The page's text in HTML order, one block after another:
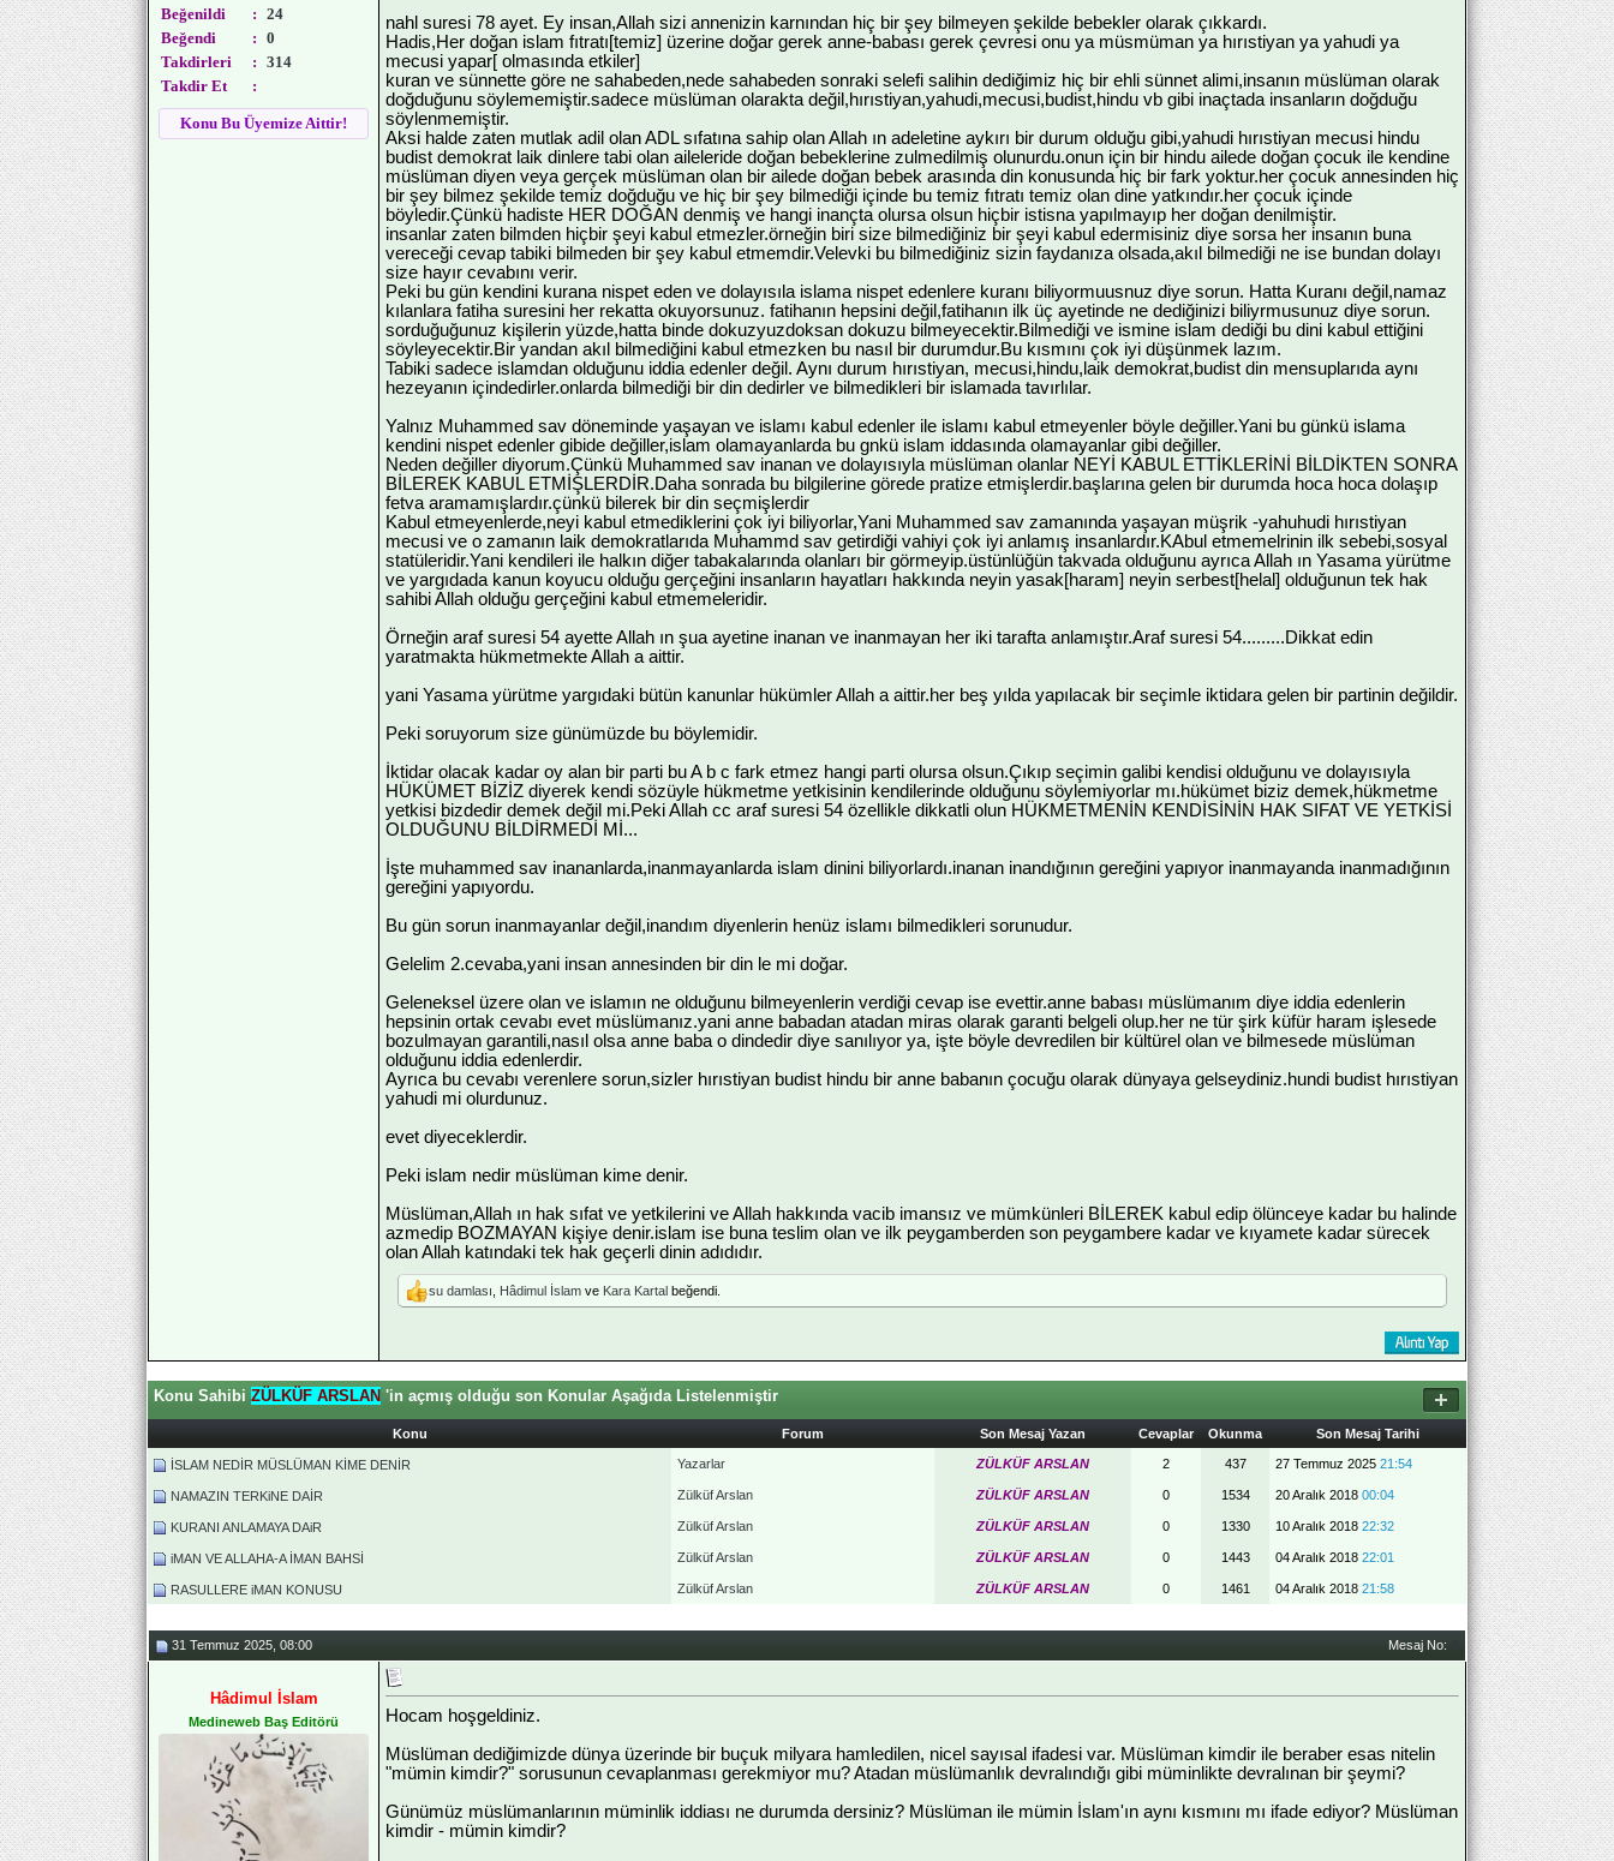
Beğenildi
: 24
Beğendi
: 0
Takdirleri
: 314
Takdir Et
:
Konu Bu Üyemize Aittir!
nahl suresi 78 ayet. Ey insan,Allah sizi annenizin karnından hiç bir şey bilmeyen şekilde bebekler olarak çıkkardı.
Hadis,Her doğan islam fıtratı[temiz] üzerine doğar gerek anne-babası gerek çevresi onu ya müsmüman ya hırıstiyan ya yahudi ya
mecusi yapar[ olmasında etkiler]
kuran ve sünnette göre ne sahabeden,nede sahabeden sonraki selefi salihin dediğimiz hiç bir ehli sünnet alimi,insanın müslüman olarak
doğduğunu söylememiştir.sadece müslüman olarakta değil,hırıstiyan,yahudi,mecusi,budist,hindu vb gibi inaçtada insanların doğduğu
söylenmemiştir.
Aksi halde zaten mutlak adil olan ADL sıfatına sahip olan Allah ın adeletine aykırı bir durum olduğu gibi,yahudi hırıstiyan mecusi hindu
budist demokrat laik dinlere tabi olan aileleride doğan bebeklerine zulmedilmiş olunurdu.onun için bir hindu ailede doğan çocuk ile kendine
müslüman diyen veya gerçek müslüman olan bir ailede doğan bebek arasında din konusunda hiç bir fark yoktur.her çocuk annesinden hiç
bir şey bilmez şekilde temiz doğduğu ve hiç bir şey bilmediği içinde bu temiz fıtratı temiz olan dine yatkındır.her çocuk içinde
böyledir.Çünkü hadiste HER DOĞAN denmiş ve hangi inançta olursa olsun hiçbir istisna yapılmayıp her doğan denilmiştir.
insanlar zaten bilmden hiçbir şeyi kabul etmezler.örneğin biri size bilmediğiniz bir şeyi kabul edermisiniz diye sorsa her insanın buna
vereceği cevap tabiki bilmeden bir şey kabul etmemdir.Velevki bu bilmediğiniz sizin faydanıza olsada,akıl bilmediği ne ise bundan dolayı
size hayır cevabını verir.
Peki bu gün kendini kurana nispet eden ve dolayısıla islama nispet edenlere kuranı biliyormuusnuz diye sorun. Hatta Kuranı değil,namaz
kılanlara fatiha suresini her rekatta okuyorsunuz. fatihanın hepsini değil,fatihanın ilk üç ayetinde ne dediğinizi biliyrmusunuz diye sorun.
sorduğuğunuz kişilerin yüzde,hatta binde dokuzyuzdoksan dokuzu bilmeyecektir.Bilmediği ve ismine islam dediği bu dini kabul ettiğini
söyleyecektir.Bir yandan akıl bilmediğini kabul etmezken bu nasıl bir durumdur.Bu kısmını çok iyi düşünmek lazım.
Tabiki sadece islamdan olduğunu iddia edenler değil. Aynı durum hırıstiyan, mecusi,hindu,laik demokrat,budist din mensuplarıda aynı
hezeyanın içindedirler.onlarda bilmediği bir din dedirler ve bilmedikleri bir islamada tavırlılar.
Yalnız Muhammed sav döneminde yaşayan ve islamı kabul edenler ile islamı kabul etmeyenler böyle değiller.Yani bu günkü islama
kendini nispet edenler gibide değiller,islam olamayanlarda bu gnkü islam iddasında olamayanlar gibi değiller.
Neden değiller diyorum.Çünkü Muhammed sav inanan ve dolayısıyla müslüman olanlar NEYİ KABUL ETTİKLERİNİ BİLDİKTEN SONRA
BİLEREK KABUL ETMİŞLERDİR.Daha sonrada bu bilgilerine görede pratize etmişlerdir.başlarına gelen bir durumda hoca hoca dolaşıp
fetva aramamışlardır.çünkü bilerek bir din seçmişlerdir
Kabul etmeyenlerde,neyi kabul etmediklerini çok iyi biliyorlar,Yani Muhammed sav zamanında yaşayan müşrik -yahuhudi hırıstiyan
mecusi ve o zamanın laik demokratlarıda Muhammd sav getirdiği vahiyi çok iyi anlamış insanlardır.KAbul etmemelrinin ilk sebebi,sosyal
statüleridir.Yani kendileri ile halkın diğer tabakalarında olanları bir görmeyip.üstünlüğün takvada olduğunu ayrıca Allah ın Yasama yürütme
ve yargıdada kanun koyucu olduğu gerçeğini insanların hayatları hakkında neyin yasak[haram] neyin serbest[helal] olduğunun tek hak
sahibi Allah olduğu gerçeğini kabul etmemeleridir.
Örneğin araf suresi 54 ayette Allah ın şua ayetine inanan ve inanmayan her iki tarafta anlamıştır.Araf suresi 54.........Dikkat edin
yaratmakta hükmetmekte Allah a aittir.
yani Yasama yürütme yargıdaki bütün kanunlar hükümler Allah a aittir.her beş yılda yapılacak bir seçimle iktidara gelen bir partinin değildir.
Peki soruyorum size günümüzde bu böylemidir.
İktidar olacak kadar oy alan bir parti bu A b c fark etmez hangi parti olursa olsun.Çıkıp seçimin galibi kendisi olduğunu ve dolayısıyla
HÜKÜMET BİZİZ diyerek kendi sözüyle hükmetme yetkisinin kendilerinde olduğunu söylemiyorlar mı.hükümet biziz demek,hükmetme
yetkisi bizdedir demek değil mi.Peki Allah cc araf suresi 54 özellikle dikkatli olun HÜKMETMENİN KENDİSİNİN HAK SIFAT VE YETKİSİ
OLDUĞUNU BİLDİRMEDİ Mİ...
İşte muhammed sav inananlarda,inanmayanlarda islam dinini biliyorlardı.inanan inandığının gereğini yapıyor inanmayanda inanmadığının
gereğini yapıyordu.
Bu gün sorun inanmayanlar değil,inandım diyenlerin henüz islamı bilmedikleri sorunudur.
Gelelim 2.cevaba,yani insan annesinden bir din le mi doğar.
Geleneksel üzere olan ve islamın ne olduğunu bilmeyenlerin verdiği cevap ise evettir.anne babası müslümanım diye iddia edenlerin
hepsinin ortak cevabı evet müslümanız.yani anne babadan atadan miras olarak garanti belgeli olup.her ne tür şirk küfür haram işlesede
bozulmayan garantili,nasıl olsa anne baba o dindedir diye sanılıyor ya, işte böyle devredilen bir kültürel olan ve bilmesede müslüman
olduğunu iddia edenlerdir.
Ayrıca bu cevabı verenlere sorun,sizler hırıstiyan budist hindu bir anne babanın çocuğu olarak dünyaya gelseydiniz.hundi budist hırıstiyan
yahudi mi olurdunuz.
evet diyeceklerdir.
Peki islam nedir müslüman kime denir.
Müslüman,Allah ın hak sıfat ve yetkilerini ve Allah hakkında vacib imansız ve mümkünleri BİLEREK kabul edip ölünceye kadar bu halinde
azmedip BOZMAYAN kişiye denir.islam ise buna teslim olan ve ilk peygamberden son peygambere kadar ve kıyamete kadar sürecek
olan Allah katındaki tek hak geçerli dinin adıdıdır.
su damlası Hâdimul İslam ve Kara Kartal beğendi.
Konu Sahibi ZÜLKÜF ARSLAN 'in açmış olduğu son Konular Aşağıda Listelenmiştir
Konu Forum Son Mesaj Yazan Cevaplar Okunma Son Mesaj Tarihi
İSLAM NEDİR MÜSLÜMAN KİME DENİR Yazarlar ZÜLKÜF ARSLAN 2 437 27 Temmuz 2025 21:54
NAMAZIN TERKiNE DAİR Zülküf Arslan ZÜLKÜF ARSLAN 0 1534 20 Aralık 2018 00:04
KURANI ANLAMAYA DAiR Zülküf Arslan ZÜLKÜF ARSLAN 0 1330 10 Aralık 2018 22:32
iMAN VE ALLAHA-A İMAN BAHSİ Zülküf Arslan ZÜLKÜF ARSLAN 0 1443 04 Aralık 2018 22:01
RASULLERE iMAN KONUSU Zülküf Arslan ZÜLKÜF ARSLAN 0 1461 04 Aralık 2018 21:58
31 Temmuz 2025, 08:00 Mesaj No:
Hâdimul İslam
Medineweb Baş Editörü
Hocam hoşgeldiniz.
Müslüman dediğimizde dünya üzerinde bir buçuk milyara hamledilen, nicel sayısal ifadesi var. Müslüman kimdir ile beraber esas nitelin
"mümin kimdir?" sorusunun cevaplanması gerekmiyor mu? Atadan müslümanlık devralındığı gibi müminlikte devralınan bir şeymi?
Günümüz müslümanlarının müminlik iddiası ne durumda dersiniz? Müslüman ile mümin İslam'ın aynı kısmını mı ifade ediyor? Müslüman
kimdir - mümin kimdir?